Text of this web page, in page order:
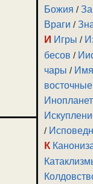
Божия /
Враги /
И Игры /
бесов /
чары /
/
К